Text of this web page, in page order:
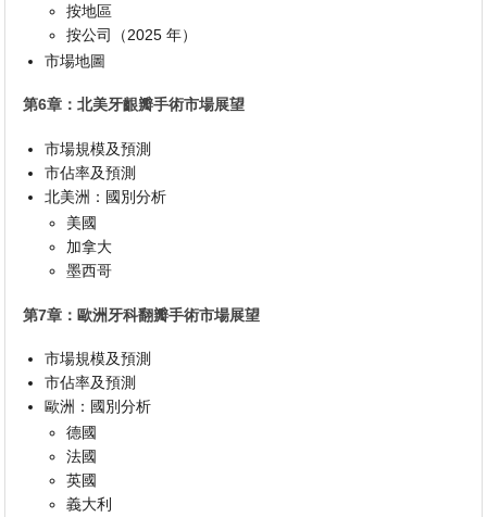
按地區
按公司（2025 年）
市場地圖
第6章：北美牙齦瓣手術市場展望
市場規模及預測
市佔率及預測
北美洲：國別分析
美國
加拿大
墨西哥
第7章：歐洲牙科翻瓣手術市場展望
市場規模及預測
市佔率及預測
歐洲：國別分析
德國
法國
英國
義大利